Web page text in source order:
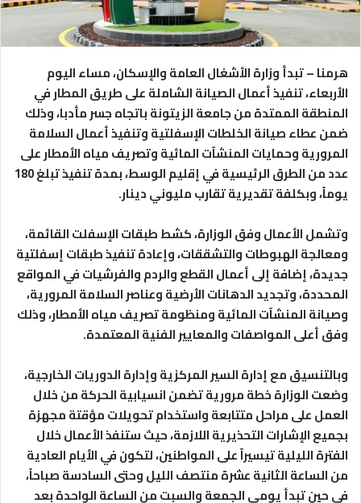
هرمنا – تبدأ وزارة الأشغال العامة والإسكان، مساء اليوم
الأربعاء، تنفيذ أعمال الصيانة الشاملة على طريق المطار في
المنطقة الممتدة من جامعة الزيتونة باتجاه جسر مأدبا، وذلك
ضمن عطاء صيانة الخلطات الإسفلتية وتنفيذ أعمال السلامة
المرورية وحمايات المنشآت المائية وتصريف مياه الأمطار على
عدد من الطرق الرئيسية في إقليم الوسط، بمدة تنفيذ تبلغ 180
يوماً، وبكلفة تقديرية تقارب مليوني دينار.
​وتشمل الأعمال وفق الوزارة، كشط طبقات الإسفلت القائمة،
ومعالجة الهبوطات والتشققات، وإعادة تنفيذ طبقات إسفلتية
جديدة، إضافة إلى أعمال القطع والردم والفرشيات في المواقع
المحددة، وتجديد الدهانات الأرضية وعناصر السلامة المرورية،
وصيانة المنشآت المائية ومنظومة تصريف مياه الأمطار، وذلك
وفق أعلى المواصفات والمعايير الفنية المعتمدة.
​وبالتنسيق مع إدارة السير المركزية وإدارة الدوريات الخارجية،
وضعت الوزارة خطة مرورية تضمن انسيابية الحركة من خلال
العمل على مراحل متتابعة واستخدام تحويلات مؤقتة مجهزة
بجميع الإشارات التحذيرية اللازمة، حيث ستنفذ الأعمال خلال
الفترة الليلية تيسيراً على المواطنين، لتكون في الأيام العادية
من الساعة الثانية عشرة منتصف الليل وحتى السادسة صباحاً،
في حين تبدأ يومي الجمعة والسبت من الساعة الواحدة بعد